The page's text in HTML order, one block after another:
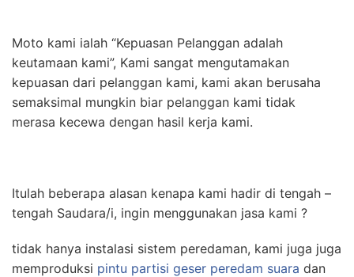
Moto kami ialah “Kepuasan Pelanggan adalah
keutamaan kami”, Kami sangat mengutamakan
kepuasan dari pelanggan kami, kami akan berusaha
semaksimal mungkin biar pelanggan kami tidak
merasa kecewa dengan hasil kerja kami.
Itulah beberapa alasan kenapa kami hadir di tengah –
tengah Saudara/i, ingin menggunakan jasa kami ?
tidak hanya instalasi sistem peredaman, kami juga juga
memproduksi pintu partisi geser peredam suara dan